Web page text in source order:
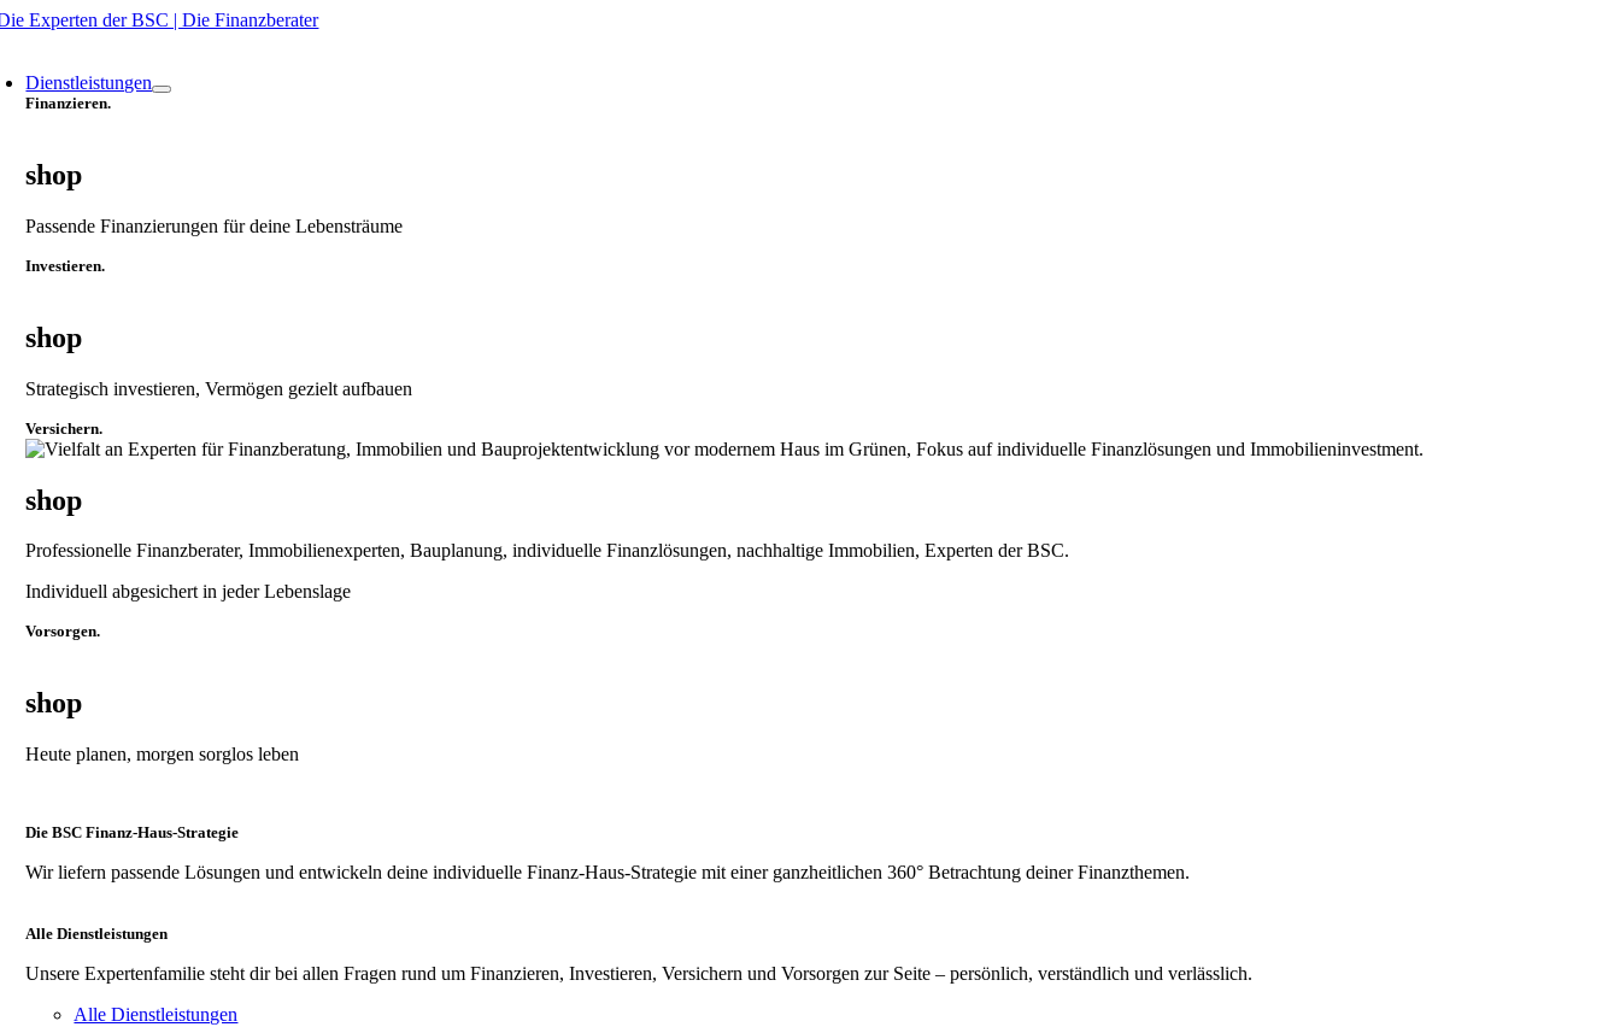
Zum
Dienstleistungen
Finanzieren.
shop
Passende Finanzierungen für deine Lebensträume
Investieren.
shop
Strategisch investieren, Vermögen gezielt aufbauen
Versichern.
shop
Professionelle Finanzberater, Immobilienexperten, Bauplanung, individuelle Finanzlösungen, nachhaltige Immobilien, Experten der BSC.
Individuell abgesichert in jeder Lebenslage
Vorsorgen.
shop
Heute planen, morgen sorglos leben
Die BSC Finanz-Haus-Strategie
Wir liefern passende Lösungen und entwickeln deine individuelle Finanz-Haus-Strategie mit einer ganzheitlichen 360° Betrachtung deiner Finanzthemen.
Alle Dienstleistungen
Unsere Expertenfamilie steht dir bei allen Fragen rund um Finanzieren, Investieren, Versichern und Vorsorgen zur Seite – persönlich, verständlich und verlässlich.
Alle Dienstleistungen